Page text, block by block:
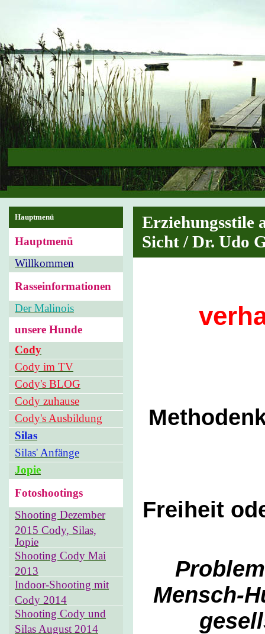
Hauptmenü
Hauptmenü
Willkommen
Rasseinformationen
Der Malinois
unsere Hunde
Cody
Cody im TV
Cody's BLOG
Cody zuhause
Cody's Ausbildung
Silas
Silas' Anfänge
Jopie
Fotoshootings
Shooting Dezember
2015 Cody, Silas,
Jopie
Shooting Cody Mai
2013
Indoor-Shooting mit
Cody 2014
Shooting Cody und
Silas August 2014
Erziehungsstile
Sicht / Dr. Udo
Freiheit
Mensch-